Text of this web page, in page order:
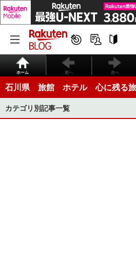
ホーム 前へ 次へ
石川県 旅館 ホテル 心に残る
カテゴリ別記事一覧